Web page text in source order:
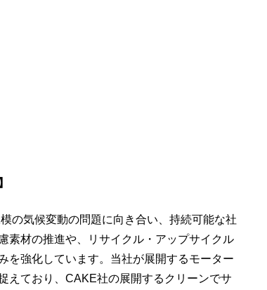
の気候変動の問題に向き合い、持続可能な社
素材の推進や、リサイクル・アップサイクル
を強化しています。当社が展開するモーター
えており、CAKE社の展開するクリーンでサ